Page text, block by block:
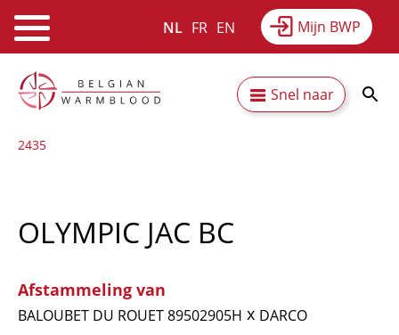
Overslaan
Mijn BWP
NL FR EN
Secundaire
navigatie
Webshop Nieuws
Snel naar
OLYMPIC JAC BC
Afstammeling van
BALOUBET DU ROUET 89502905H x DARCO
2435